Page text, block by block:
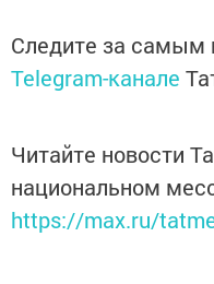
Следите за
Telegram-канале
Читайте новости
национальном
https://max.ru/